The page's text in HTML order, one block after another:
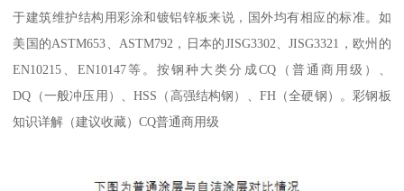
于建筑维护结构用彩涂和镀铝锌板来说，国外均有相应的标准。如
美国的ASTM653、ASTM792，日本的JISG3302、JISG3321，欧州的
EN10215、EN10147等。按钢种大类分成CQ（普通商用级）、
DQ（一般冲压用）、HSS（高强结构钢）、FH（全硬钢）。彩钢板
知识详解（建议收藏）CQ普通商用级